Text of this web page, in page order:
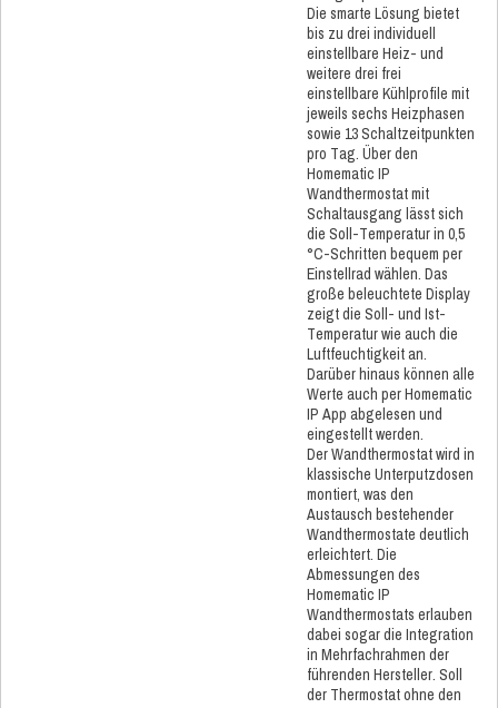
Die smarte Lösung bietet
bis zu drei individuell
einstellbare Heiz- und
weitere drei frei
einstellbare Kühlprofile mit
jeweils sechs Heizphasen
sowie 13 Schaltzeitpunkten
pro Tag. Über den
Homematic IP
Wandthermostat mit
Schaltausgang lässt sich
die Soll-Temperatur in 0,5
°C-Schritten bequem per
Einstellrad wählen. Das
große beleuchtete Display
zeigt die Soll- und Ist-
Temperatur wie auch die
Luftfeuchtigkeit an.
Darüber hinaus können alle
Werte auch per Homematic
IP App abgelesen und
eingestellt werden.
Der Wandthermostat wird in
klassische Unterputzdosen
montiert, was den
Austausch bestehender
Wandthermostate deutlich
erleichtert. Die
Abmessungen des
Homematic IP
Wandthermostats erlauben
dabei sogar die Integration
in Mehrfachrahmen der
führenden Hersteller. Soll
der Thermostat ohne den